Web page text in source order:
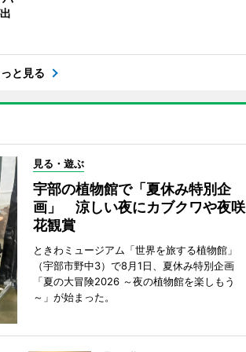
と見る
見る・遊ぶ
宇部の植物館で「夏休み特別企
画」 涼しい夜にカブクワや夜咲
花観賞
ときわミュージアム「世界を旅する植物館」
（宇部市野中3）で8月1日、夏休み特別企画
「夏の大冒険2026 ～夜の植物館を楽しもう
～」が始まった。